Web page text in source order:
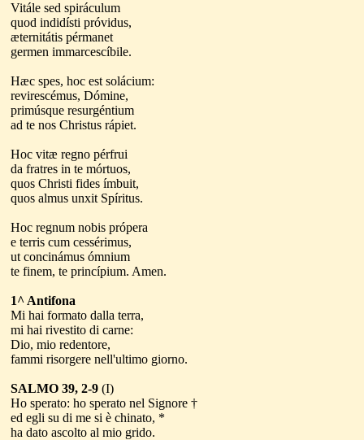
Vitále sed spiráculum
quod indidísti próvidus,
æternitátis pérmanet
germen immarcescíbile.
Hæc spes, hoc est solácium:
revirescémus, Dómine,
primúsque resurgéntium
ad te nos Christus rápiet.
Hoc vitæ regno pérfrui
da fratres in te mórtuos,
quos Christi fides ímbuit,
quos almus unxit Spíritus.
Hoc regnum nobis própera
e terris cum cessérimus,
ut concinámus ómnium
te finem, te princípium. Amen.
1^ Antifona
Mi hai formato dalla terra,
mi hai rivestito di carne:
Dio, mio redentore,
fammi risorgere nell'ultimo giorno.
SALMO 39, 2-9 (I)
Ho sperato: ho sperato nel Signore †
ed egli su di me si è chinato, *
ha dato ascolto al mio grido.